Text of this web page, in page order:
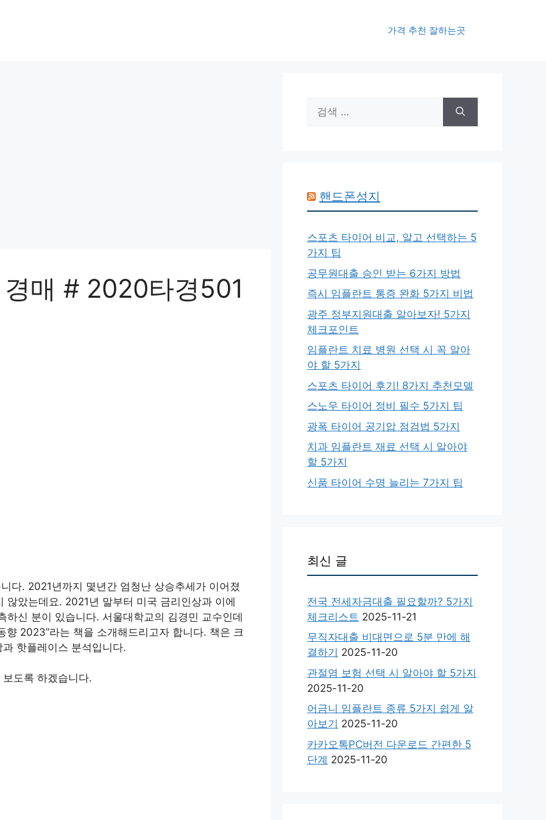
가격 추천 잘하는곳
매 # 2020타경501
다. 2021년까지 몇년간 엄청난 상승추세가 이어졌
았는데요. 2021년 말부터 미국 금리인상과 이에
신 분이 있습니다. 서울대학교의 김경민 교수인데
향 2023”라는 책을 소개해드리고자 합니다. 책은 크
핫플레이스 분석입니다.
도록 하겠습니다.
색:
핸드폰성지
스포츠 타이어 비교, 알고 선택하는 5
가지 팁
공무원대출 승인 받는 6가지 방법
즉시 임플란트 통증 완화 5가지 비법
광주 정부지원대출 알아보자! 5가지
체크포인트
임플란트 치료 병원 선택 시 꼭 알아
야 할 5가지
스포츠 타이어 후기! 8가지 추천모델
스노우 타이어 정비 필수 5가지 팁
광폭 타이어 공기압 점검법 5가지
치과 임플란트 재료 선택 시 알아야
할 5가지
신품 타이어 수명 늘리는 7가지 팁
최신 글
전국 전세자금대출 필요할까? 5가지
체크리스트 2025-11-21
무직자대출 비대면으로 5분 만에 해
결하기 2025-11-20
관절염 보험 선택 시 알아야 할 5가지
2025-11-20
어금니 임플란트 종류 5가지 쉽게 알
아보기 2025-11-20
카카오톡PC버전 다운로드 간편한 5
단계 2025-11-20